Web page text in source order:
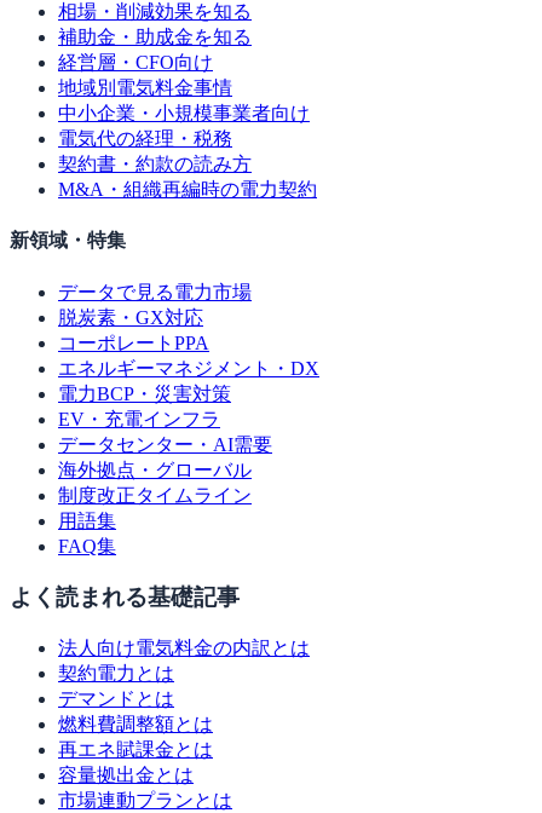
相場・削減効果を知る
補助金・助成金を知る
経営層・CFO向け
地域別電気料金事情
中小企業・小規模事業者向け
電気代の経理・税務
契約書・約款の読み方
M&A・組織再編時の電力契約
新領域・特集
データで見る電力市場
脱炭素・GX対応
コーポレートPPA
エネルギーマネジメント・DX
電力BCP・災害対策
EV・充電インフラ
データセンター・AI需要
海外拠点・グローバル
制度改正タイムライン
用語集
FAQ集
よく読まれる基礎記事
法人向け電気料金の内訳とは
契約電力とは
デマンドとは
燃料費調整額とは
再エネ賦課金とは
容量拠出金とは
市場連動プランとは